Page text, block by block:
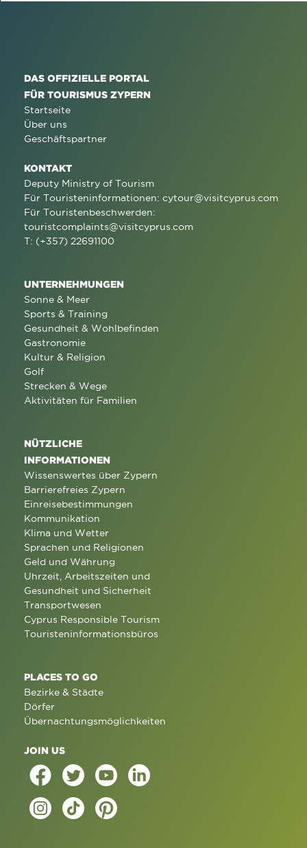
DAS OFFIZIELLE PORTAL
FÜR TOURISMUS ZYPERN
Startseite
Über uns
Geschäftspartner
KONTAKT
Deputy Ministry of Tourism
Für Touristeninformationen: cytour@visitcyprus.com
Für Touristenbeschwerden:
touristcomplaints@visitcyprus.com
T: (+357) 22691100
UNTERNEHMUNGEN
Sonne & Meer
Sports & Training
Gesundheit & Wohlbefinden
Gastronomie
Kultur & Religion
Golf
Strecken & Wege
Aktivitäten für Familien
NÜTZLICHE
INFORMATIONEN
Wissenswertes über Zypern
Barrierefreies Zypern
Einreisebestimmungen
Kommunikation
Klima und Wetter
Sprachen und Religionen
Geld und Währung
Uhrzeit, Arbeitszeiten und
Gesundheit und Sicherheit
Transportwesen
Cyprus Responsible Tourism
Touristeninformationsbüros
PLACES TO GO
Bezirke & Städte
Dörfer
Übernachtungsmöglichkeiten
JOIN US